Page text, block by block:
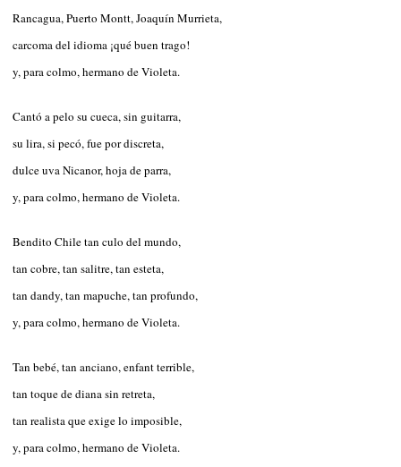
Rancagua, Puerto Montt, Joaquín Murrieta,
carcoma del idioma ¡qué buen trago!
y, para colmo, hermano de Violeta.
Cantó a pelo su cueca, sin guitarra,
su lira, si pecó, fue por discreta,
dulce uva Nicanor, hoja de parra,
y, para colmo, hermano de Violeta.
Bendito Chile tan culo del mundo,
tan cobre, tan salitre, tan esteta,
tan dandy, tan mapuche, tan profundo,
y, para colmo, hermano de Violeta.
Tan bebé, tan anciano, enfant terrible,
tan toque de diana sin retreta,
tan realista que exige lo imposible,
y, para colmo, hermano de Violeta.